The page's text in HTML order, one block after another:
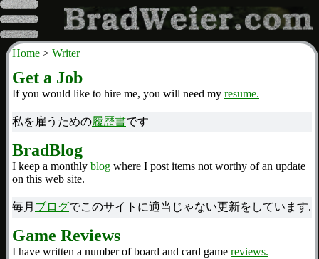
Home Writer
Get a Job
If you would like to hire me, you will need my resume.
私を雇うための履歴書です
BradBlog
I keep a monthly blog where I post items not worthy of an update
on this web site.
毎月 ブログでこのサイトに適当じゃない更新をしています.
Game Reviews
I have written a number of board and card game reviews.